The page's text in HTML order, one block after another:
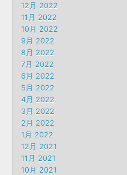
12月 2022
11月 2022
10月 2022
9月 2022
8月 2022
7月 2022
6月 2022
5月 2022
4月 2022
3月 2022
2月 2022
1月 2022
12月 2021
11月 2021
10月 2021